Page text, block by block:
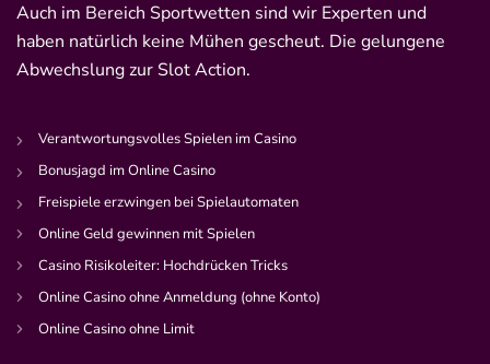
Auch im Bereich Sportwetten sind wir Experten und
haben natürlich keine Mühen gescheut. Die gelungene
Abwechslung zur Slot Action.
Verantwortungsvolles Spielen im Casino
Bonusjagd im Online Casino
Freispiele erzwingen bei Spielautomaten
Online Geld gewinnen mit Spielen
Casino Risikoleiter: Hochdrücken Tricks
Online Casino ohne Anmeldung (ohne Konto)
Online Casino ohne Limit